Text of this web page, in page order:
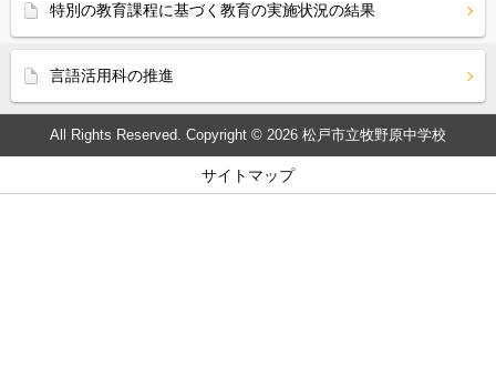
特別の教育課程に基づく教育の実施状況の結果
言語活用科の推進
All Rights Reserved. Copyright © 2026 松戸市立牧野原中学校
サイトマップ